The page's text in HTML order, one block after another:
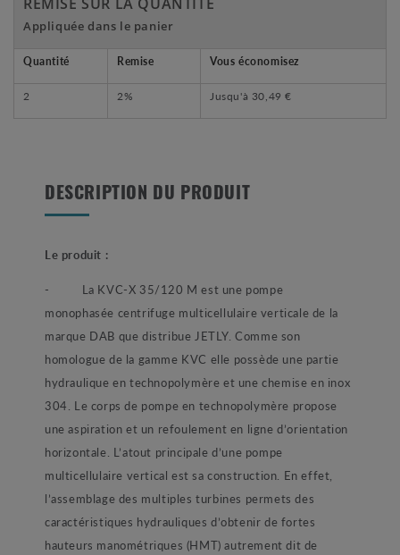
Appliquée dans le panier
Quantité Remise Vous économisez
2 2% Jusqu'à 30,49 €
DESCRIPTION DU PRODUIT
Le produit :
- La KVC-X 35/120 M est une pompe
monophasée centrifuge multicellulaire verticale de la
marque DAB que distribue JETLY. Comme son
homologue de la gamme KVC elle possède une partie
hydraulique en technopolymère et une chemise en inox
304. Le corps de pompe en technopolymère propose
une aspiration et un refoulement en ligne d’orientation
horizontale. L’atout principale d’une pompe
multicellulaire vertical est sa construction. En effet,
l’assemblage des multiples turbines permets des
caractéristiques hydrauliques d’obtenir de fortes
hauteurs manométriques (HMT) autrement dit de